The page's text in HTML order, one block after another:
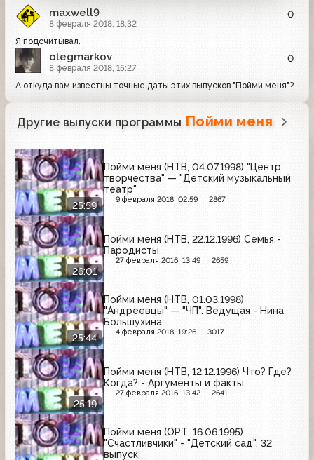
maxwell9
8 февраля 2018, 18:32
0
Я подсчитывал.
olegmarkov
8 февраля 2018, 15:27
0
А откуда вам известны точные даты этих выпусков "Пойми меня"?
Другие выпуски программы Пойми меня
25:59
Пойми меня (НТВ, 04.07.1998) "Центр
творчества" — "Детский музыкальный
театр"
9 февраля 2018, 02:59 2867
26:01
Пойми меня (НТВ, 22.12.1996) Семья -
Пародисты
27 февраля 2016, 13:49 2659
25:44
Пойми меня (НТВ, 01.03.1998)
"Андреевцы" — "ЧП". Ведущая - Нина
Большухина
4 февраля 2018, 19:26 3017
25:19
Пойми меня (НТВ, 12.12.1996) Что? Где?
Когда? - Аргументы и факты
27 февраля 2016, 13:42 2641
Пойми меня (ОРТ, 16.06.1995)
"Счастливчики" - "Детский сад". 32
выпуск